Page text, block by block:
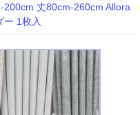
200cm 丈80cm-260cm Allora
ー 1枚入